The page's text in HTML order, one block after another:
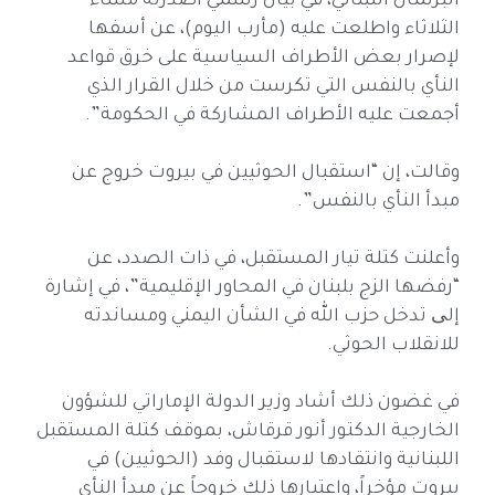
الثلاثاء واطلعت عليه (مأرب اليوم)، عن أسفها
لإصرار بعض الأطراف السياسية على خرق قواعد
النأي بالنفس التي تكرست من خلال القرار الذي
أجمعت عليه الأطراف المشاركة في الحكومة”.
وقالت، إن “استقبال الحوثيين في بيروت خروج عن
مبدأ النأي بالنفس”.
وأعلنت كتلة تيار المستقبل، في ذات الصدد، عن
“رفضها الزج بلبنان في المحاور الإقليمية”، في إشارة
إلی تدخل حزب الله في الشأن اليمني ومساندته
للانقلاب الحوثي.
في غضون ذلك أشاد وزير الدولة الإماراتي للشؤون
الخارجية الدكتور أنور قرقاش، بموقف كتلة المستقبل
اللبنانية وانتقادها لاستقبال وفد (الحوثيين) في
بيروت مؤخراً، واعتبارها ذلك خروجاً عن مبدأ النأي